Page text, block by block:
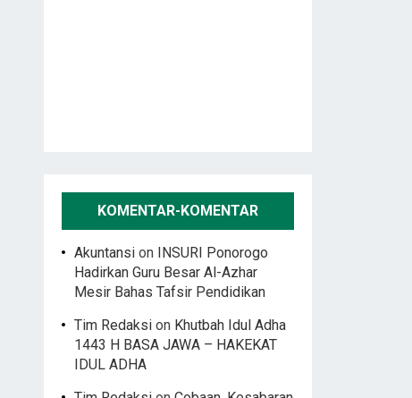
KOMENTAR-KOMENTAR
Akuntansi on INSURI Ponorogo
Hadirkan Guru Besar Al-Azhar
Mesir Bahas Tafsir Pendidikan
Tim Redaksi on Khutbah Idul Adha
1443 H BASA JAWA – HAKEKAT
IDUL ADHA